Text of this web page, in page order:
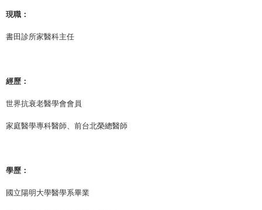
現職：
書田診所家醫科主任
經歷：
世界抗衰老醫學會會員
家庭醫學專科醫師、前台北榮總醫師
學歷：
國立陽明大學醫學系畢業